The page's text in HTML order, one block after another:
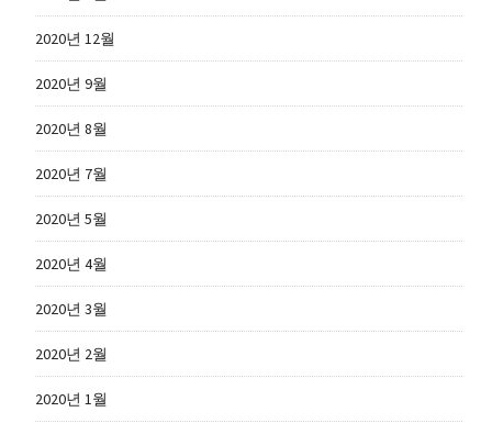
2020년 12월
2020년 9월
2020년 8월
2020년 7월
2020년 5월
2020년 4월
2020년 3월
2020년 2월
2020년 1월